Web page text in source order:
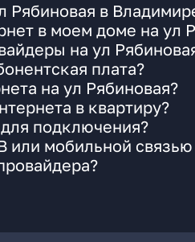
Рябиновая в
в моем доме на ул
на ул
плата?
на ул Рябиновая?
в квартиру?
подключения?
мобильной связью